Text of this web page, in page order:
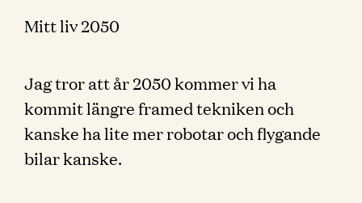
Mitt liv 2050
Jag tror att år 2050 kommer vi ha
kommit längre framed tekniken och
kanske ha lite mer robotar och flygande
bilar kanske.